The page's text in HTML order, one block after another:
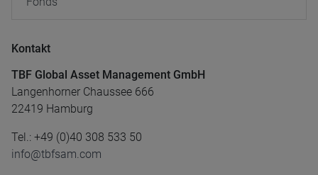
Kontakt
TBF Global Asset Management GmbH
Langenhorner Chaussee 666
22419 Hamburg
Tel.: +49 (0)40 308 533 50
info@tbfsam.com